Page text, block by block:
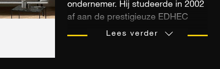
ondernemer. Hij studeerde in 2002
af aan de prestigieuze EDHEC
Business School en heeft
Lees verder